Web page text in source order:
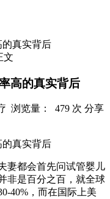
文
高的真实背后
浏览量： 479 次 分享
妻都会首先问试管婴儿
非是百分之百，就全球
40%，而在国际上美